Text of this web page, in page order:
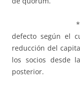
* La
defecto según el
reducción del
los socios desde
posterior.